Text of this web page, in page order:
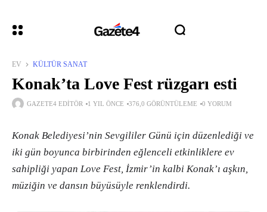
EV KÜLTÜR SANAT
Konak’ta Love Fest rüzgarı esti
GAZETE4 EDITÖR 1 YIL ÖNCE 376,0 GÖRÜNTÜLEME 0 YORUM
Konak Belediyesi’nin Sevgililer Günü için düzenlediği ve
iki gün boyunca birbirinden eğlenceli etkinliklere ev
sahipliği yapan Love Fest, İzmir’in kalbi Konak’ı aşkın,
müziğin ve dansın büyüsüyle renklendirdi.